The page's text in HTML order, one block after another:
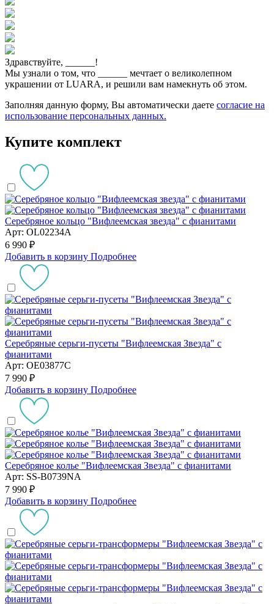
Здравствуйте,
!
Мы узнали о том, что
мечтает о великолепном
украшении от LUARA, и решили вам намекнуть об этом.
Заполняя данную форму, Вы автоматически даете согласие на
использование персональных данных.
Купите комплект
Серебряное кольцо "Вифлеемская звезда" с фианитами
Арт: OL02234A
6 990 ₽
Добавить в корзину Подробнее
Серебряные серьги-пусеты "Вифлеемская Звезда" с
фианитами
Арт: OE03877C
7 990 ₽
Добавить в корзину Подробнее
Серебряное колье "Вифлеемская Звезда" с фианитами
Арт: SS-B0739NA
7 990 ₽
Добавить в корзину Подробнее